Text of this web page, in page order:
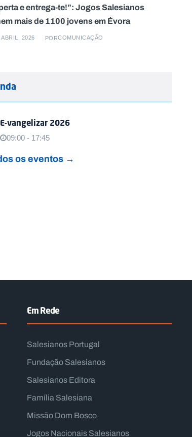
e entrega-te!”: Jogos Salesianos
mais de 1100 jovens em Évora
ABRIL, 2026 PORCOMUNICAÇÃO
E-vangelizar 2026
09:00 - 17:45
os eventos →
Em Rede
Salesianos Portugal
Fundação Salesianos
Salesianos Editora
Família Salesiana
Missão Dom Bosco
Jogos Nacionais Salesianos